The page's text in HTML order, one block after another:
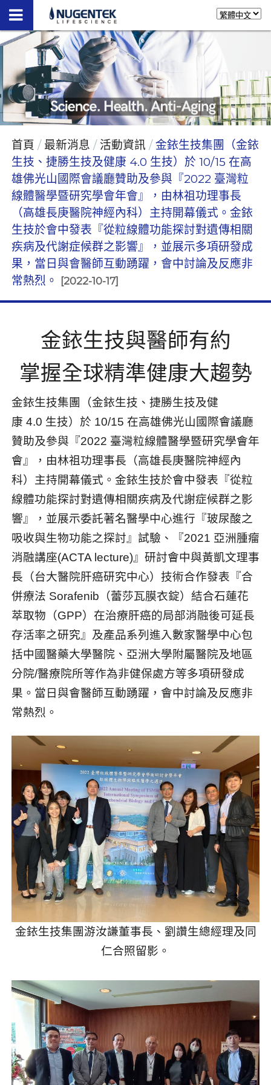
首頁 最新消息 活動資訊
金銥生技集團（金銥
生技、捷勝生技及健康 4.0 生技）於 10/15 在高
雄佛光山國際會議廳贊助及參與『2022 臺灣粒
線體醫學暨研究學會年會』，由林祖功理事長
（高雄長庚醫院神經內科）主持開幕儀式。金銥
生技於會中發表『從粒線體功能探討對遺傳相關
疾病及代謝症候群之影響』，並展示多項研發成
果，當日與會醫師互動踴躍，會中討論及反應非
常熱烈。
[2022-10-17]
金銥生技與醫師有約
掌握全球精準健康大趨勢
金銥生技集團（金銥生技、捷勝生技及健
康 4.0 生技）於 10/15 在高雄佛光山國際會議廳
贊助及參與『2022 臺灣粒線體醫學暨研究學會年
會』，由林祖功理事長（高雄長庚醫院神經內
科）主持開幕儀式。金銥生技於會中發表『從粒
線體功能探討對遺傳相關疾病及代謝症候群之影
響』，並展示委託著名醫學中心進行『玻尿酸之
吸收與生物功能之探討』試驗、『2021 亞洲腫瘤
消融講座(ACTA lecture)』研討會中與黃凱文理事
長（台大醫院肝癌研究中心）技術合作發表『合
併療法 Sorafenib （蕾莎瓦膜衣錠）結合石蓮花
萃取物（GPP）在治療肝癌的局部消融後可延長
存活率之研究』及產品系列進入數家醫學中心包
括中國醫藥大學醫院、亞洲大學附屬醫院及地區
分院/醫療院所等作為非健保處方等多項研發成
果。當日與會醫師互動踴躍，會中討論及反應非
常熱烈。
金銥生技集團游汝謙董事長、劉讚生總經理及同
仁合照留影。